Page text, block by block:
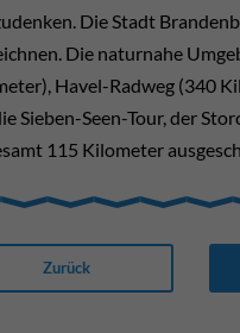
Die Stadt
Die naturnahe
Havel-Radweg (340
Sieben-Seen-Tour, der
115 Kilometer
Zurück